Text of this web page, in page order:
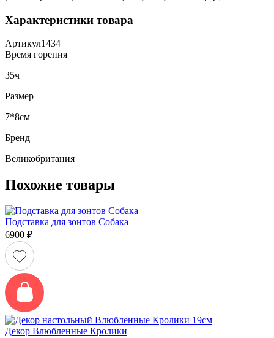
Характеристики товара
Артикул1434
Время горения
35ч
Размер
7*8см
Бренд
Великобритания
Похожие товары
Подставка для зонтов Собака
6900 ₽
Декор Влюбленные Кролики